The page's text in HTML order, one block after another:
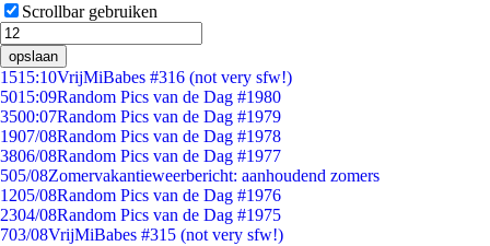
Scrollbar gebruiken
opslaan
1515:10VrijMiBabes #316 (not very sfw!)
5015:09Random Pics van de Dag #1980
3500:07Random Pics van de Dag #1979
1907/08Random Pics van de Dag #1978
3806/08Random Pics van de Dag #1977
505/08Zomervakantieweerbericht: aanhoudend zomers
1205/08Random Pics van de Dag #1976
2304/08Random Pics van de Dag #1975
703/08VrijMiBabes #315 (not very sfw!)